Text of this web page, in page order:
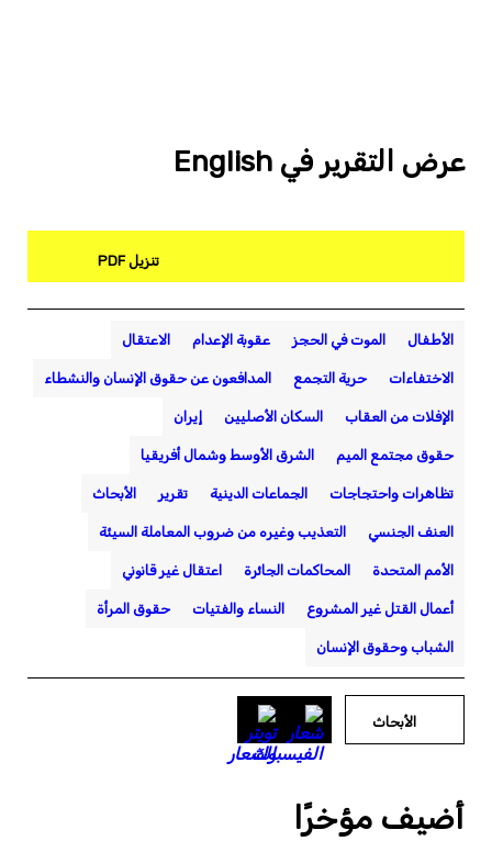
عرض التقرير في English
تنزيل PDF
الأطفال الموت في الحجز عقوبة الإعدام الاعتقال
الاختفاءات حرية التجمع المدافعون عن حقوق الإنسان والنشطاء
الإفلات من العقاب السكان الأصليين إيران
حقوق مجتمع الميم الشرق الأوسط وشمال أفريقيا
تظاهرات واحتجاجات الجماعات الدينية تقرير الأبحاث
العنف الجنسي التعذيب وغيره من ضروب المعاملة السيئة
الأمم المتحدة المحاكمات الجائرة اعتقال غير قانوني
أعمال القتل غير المشروع النساء والفتيات حقوق المرأة
الشباب وحقوق الإنسان
الأبحاث
أضيف مؤخرًا